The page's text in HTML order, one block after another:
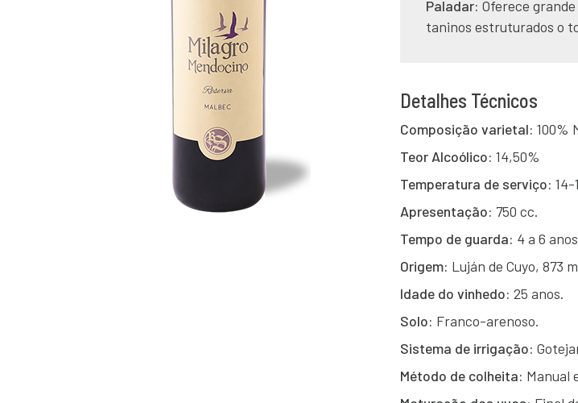
Paladar: Oferece
taninos estruturados o
Detalhes Técnicos
Composição varietal: 100%
Teor Alcoólico: 14,50%
Temperatura de serviço: 14-
Apresentação: 750 cc.
Tempo de guarda: 4 a 6
Origem: Luján de Cuyo, 873
Idade do vinhedo: 25 anos.
Solo: Franco-arenoso.
Sistema de irrigação:
Método de colheita: Manual